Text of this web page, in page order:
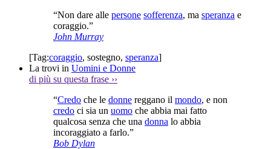
“Non dare alle persone sofferenza, ma speranza e
coraggio.”
John Murray
[Tag:coraggio, sostegno, speranza]
La trovi in Uomini e Donne
di più su questa frase ››
“Credo che le donne reggano il mondo, e non
credo ci sia un uomo che abbia mai fatto
qualcosa senza che una donna lo abbia
incoraggiato a farlo.”
Bob Dylan